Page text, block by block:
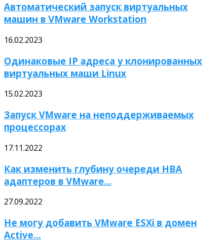
Автоматический запуск виртуальных
машин в VMware Workstation
16.02.2023
Одинаковые IP адреса у клонированных
виртуальных маши Linux
15.02.2023
Запуск VMware на неподдерживаемых
процессорах
17.11.2022
Как изменить глубину очереди HBA
адаптеров в VMware...
27.09.2022
Не могу добавить VMware ESXi в домен
Active...